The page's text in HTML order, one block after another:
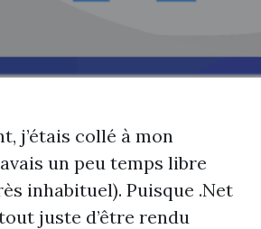
j’étais collé à mon
un peu temps libre
inhabituel). Puisque .Net
juste d’être rendu